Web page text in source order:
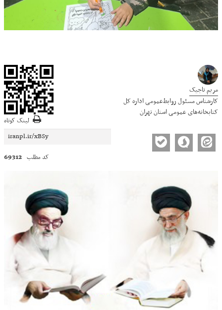
مریم تاجیک
کارشناس مسئول روابط‌عمومی اداره کل
کتابخانه‌های عمومی استان تهران
لینک کوتاه
کد مطلب 69312